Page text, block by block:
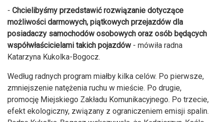
- Chcielibyśmy przedstawić rozwiązanie dotyczące
możliwości darmowych, piątkowych przejazdów dla
posiadaczy samochodów osobowych oraz osób będących
współwłaścicielami takich pojazdów- mówiła radna
Katarzyna Kukolka-Bogocz.
Według radnych program miałby kilka celów. Po pierwsze,
zmniejszenie natężenia ruchu w mieście. Po drugie,
promocję Miejskiego Zakładu Komunikacyjnego. Po trzecie,
efekt ekologiczny, związany z ograniczeniem emisji spalin.